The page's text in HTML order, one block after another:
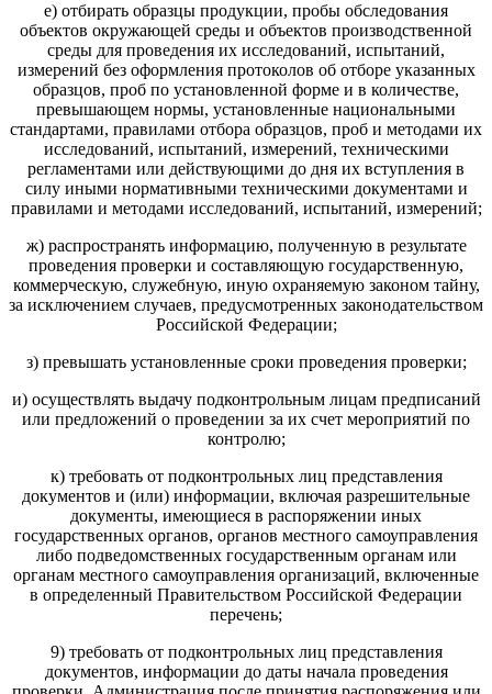
е) отбирать образцы продукции, пробы обследования
объектов окружающей среды и объектов производственной
среды для проведения их исследований, испытаний,
измерений без оформления протоколов об отборе указанных
образцов, проб по установленной форме и в количестве,
превышающем нормы, установленные национальными
стандартами, правилами отбора образцов, проб и методами их
исследований, испытаний, измерений, техническими
регламентами или действующими до дня их вступления в
силу иными нормативными техническими документами и
правилами и методами исследований, испытаний, измерений;
ж) распространять информацию, полученную в результате
проведения проверки и составляющую государственную,
коммерческую, служебную, иную охраняемую законом тайну,
за исключением случаев, предусмотренных законодательством
Российской Федерации;
з) превышать установленные сроки проведения проверки;
и) осуществлять выдачу подконтрольным лицам предписаний
или предложений о проведении за их счет мероприятий по
контролю;
к) требовать от подконтрольных лиц представления
документов и (или) информации, включая разрешительные
документы, имеющиеся в распоряжении иных
государственных органов, органов местного самоуправления
либо подведомственных государственным органам или
органам местного самоуправления организаций, включенные
в определенный Правительством Российской Федерации
перечень;
9) требовать от подконтрольных лиц представления
документов, информации до даты начала проведения